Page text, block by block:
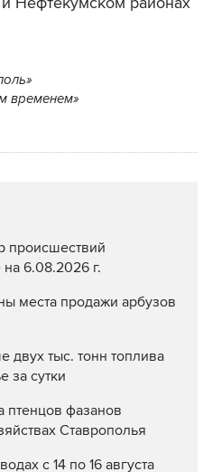
временем»
происшествий
6.08.2026 г.
места продажи арбузов
двух тыс. тонн топлива
за сутки
птенцов фазанов
Ставрополья
с 14 по 16 августа